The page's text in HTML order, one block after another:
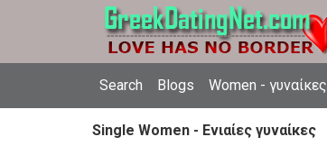
Search Blogs Women - γυναίκες
Single Women - Ενιαίες γυναίκες